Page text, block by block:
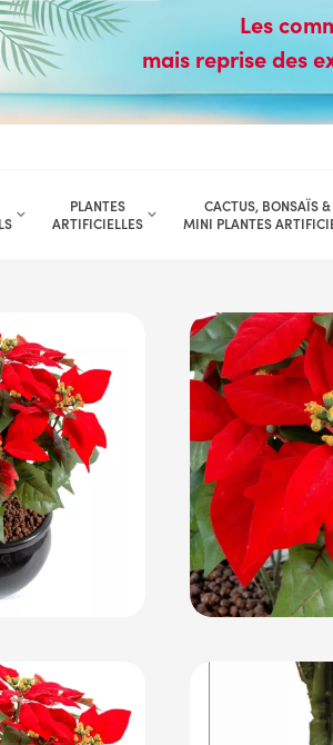
Les
mais reprise des
PLANTES
ARTIFICIELLES
CACTUS, BONSAÏS &
MINI PLANTES